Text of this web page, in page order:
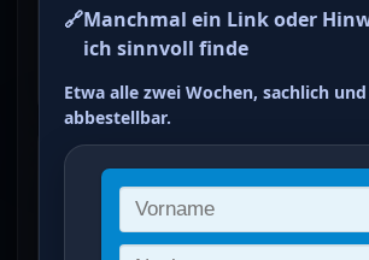
🔗Manchmal ein Link oder
ich sinnvoll finde
Etwa alle zwei Wochen, sachlich
abbestellbar.
Berlin 10 Pfg
ein Treffer von 2
Deutscher Bundestag in